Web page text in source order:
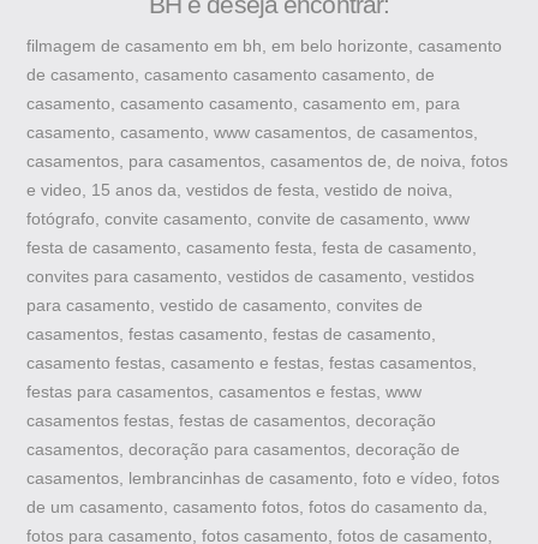
filmagem de casamento em bh, em belo horizonte, casamento
de casamento, casamento casamento casamento, de
casamento, casamento casamento, casamento em, para
casamento, casamento, www casamentos, de casamentos,
casamentos, para casamentos, casamentos de, de noiva, fotos
e video, 15 anos da, vestidos de festa, vestido de noiva,
fotógrafo, convite casamento, convite de casamento, www
festa de casamento, casamento festa, festa de casamento,
convites para casamento, vestidos de casamento, vestidos
para casamento, vestido de casamento, convites de
casamentos, festas casamento, festas de casamento,
casamento festas, casamento e festas, festas casamentos,
festas para casamentos, casamentos e festas, www
casamentos festas, festas de casamentos, decoração
casamentos, decoração para casamentos, decoração de
casamentos, lembrancinhas de casamento, foto e vídeo, fotos
de um casamento, casamento fotos, fotos do casamento da,
fotos para casamento, fotos casamento, fotos de casamento,